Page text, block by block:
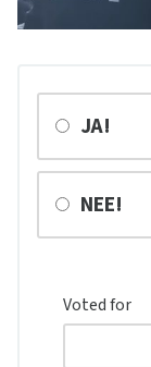
JA!
NEE!
Voted for